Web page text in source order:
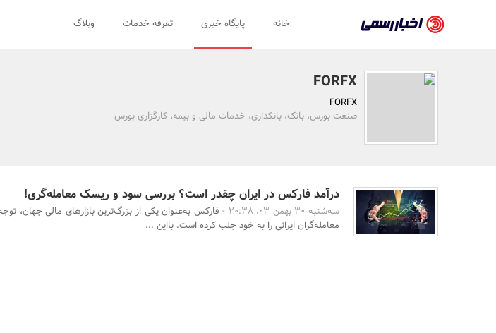
رسمی
-
اخبار
تایید
سازمان‌ها
روابط
خانه پایگاه خبری تعرفه خدمات وبلاگ
FORFX
FORFX
صنعت بورس، بانک، بانکداری، خدمات مالی و بیمه، کارگزاری بورس
درآمد فارکس در ایران چقدر است؟ بررسی سود و ریسک معامله‌گری!
سه‌شنبه 30 بهمن 03، 20:38 -
فارکس به‌عنوان یکی از بزرگ‌ترین بازارهای مالی جهان،
معامله‌گران ایرانی را به خود جلب کرده است. بااین‌ ...